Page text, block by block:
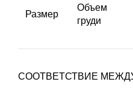
Размер
Объем
груди
СООТВЕТСТВИЕ